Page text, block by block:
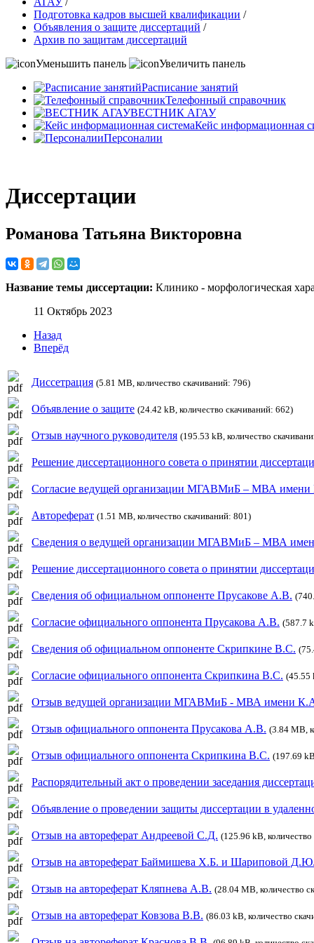
Подготовка кадров высшей квалификации /
Объявления о защите диссертаций /
Архив по защитам диссертаций
Уменьшить панель
Увеличить панель
Расписание занятий
Телефонный справочник
ВЕСТНИК АГАУ
Кейс информационная
Персоналии
Диссертации
Романова Татьяна Викторовна
Название темы диссертации: Клинико - морфологическая
11 Октябрь 2023
Назад
Вперёд
Диссетрация (5.81 MB, количество скачиваний: 796)
Объявление о защите (24.42 kB, количество скачиваний: 662)
Отзыв научного руководителя (195.53 kB, количество
Решение диссертационного совета о принятии
Согласие ведущей организации МГАВМиБ – МВА имени
Автореферат (1.51 MB, количество скачиваний: 801)
Сведения о ведущей организации МГАВМиБ – МВА
Решение диссертационного совета о принятии
Сведения об официальном оппоненте Прусакове А.В.
Согласие официального оппонента Прусакова А.В. (587.7
Сведения об официальном оппоненте Скрипкине В.С.
Согласие официального оппонента Скрипкина В.С. (45.55
Отзыв ведущей организации МГАВМиБ - МВА имени
Отзыв официального оппонента Прусакова А.В. (3.84 MB,
Отзыв официального оппонента Скрипкина В.С. (197.69
Распорядительный акт о проведении заседания
Объявление о проведении защиты диссертации в
Отзыв на автореферат Андреевой С.Д. (125.96 kB,
Отзыв на автореферат Баймишева Х.Б. и Шариповой
Отзыв на автореферат Кляпнева А.В. (28.04 MB, количество
Отзыв на автореферат Ковзова В.В. (86.03 kB, количество